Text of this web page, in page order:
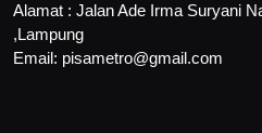
Alamat : Jalan Ade Irma Suryani
,Lampung
Email: pisametro@gmail.com